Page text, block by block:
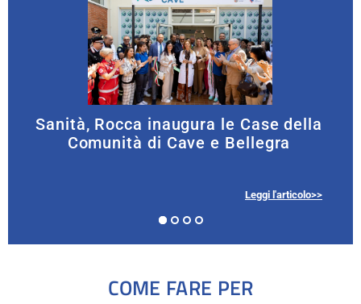
Sanità, Rocca inaugura le Case della
Comunità di Cave e Bellegra
Leggi l'articolo>>
COME FARE PER